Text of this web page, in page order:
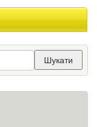
Шукати